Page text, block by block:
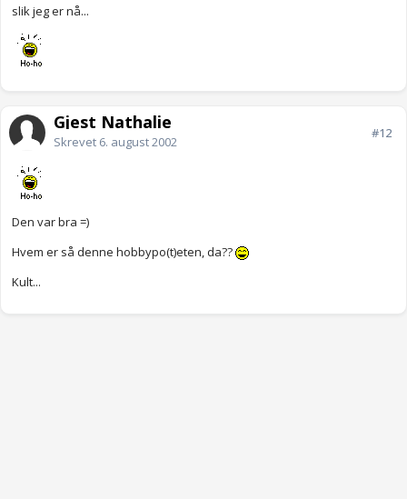
slik jeg er nå...
Gjest Nathalie
Skrevet 6. august 2002
#12
Den var bra =)
Hvem er så denne hobbypo(t)eten, da??
Kult...